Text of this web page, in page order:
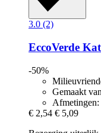
3.0 (2)
EccoVerde
-50%
Gemaakt
€ 2,54 € 5,09